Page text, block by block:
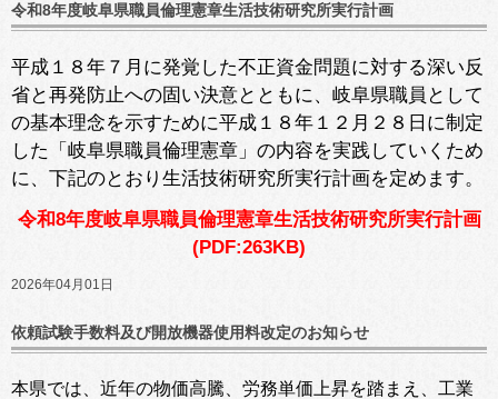
令和8年度岐阜県職員倫理憲章生活技術研究所実行計画
平成１８年７月に発覚した不正資金問題に対する深い反
省と再発防止への固い決意とともに、岐阜県職員として
の基本理念を示すために平成１８年１２月２８日に制定
した「岐阜県職員倫理憲章」の内容を実践していくため
に、下記のとおり生活技術研究所実行計画を定めます。
令和8年度岐阜県職員倫理憲章生活技術研究所実行計画
(PDF:263KB)
2026年04月01日
依頼試験手数料及び開放機器使用料改定のお知らせ
本県では、近年の物価高騰、労務単価上昇を踏まえ、工業